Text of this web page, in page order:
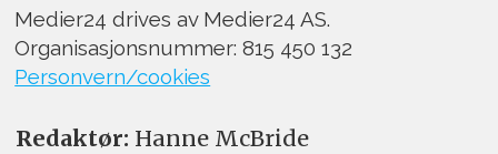
Medier24 drives av Medier24 AS.
Organisasjonsnummer: 815 450 132
Personvern/cookies
Redaktør: Hanne McBride